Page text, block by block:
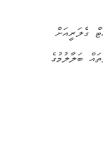
ގެލަރީއަށް
ބަލާލުމުގެ